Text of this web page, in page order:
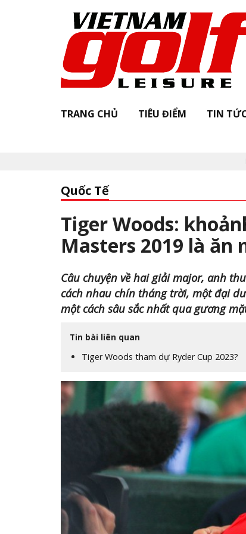
TRANG CHỦ TIÊU ĐIỂM TIN
Khởi động
Quốc Tế
Tiger Woods:
Masters 2019 là
Câu chuyện về hai giải major, anh
cách nhau chín tháng trời, một đại
một cách sâu sắc nhất qua gương
Tin bài liên quan
Tiger Woods tham dự Ryder Cup 2023?